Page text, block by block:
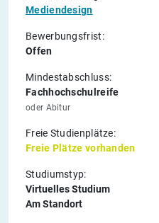
Mediendesign
Bewerbungsfrist:
Offen
Mindestabschluss:
Fachhochschulreife
oder Abitur
Freie Studienplätze:
Freie Plätze vorhanden
Studiumstyp:
Virtuelles Studium
Am Standort